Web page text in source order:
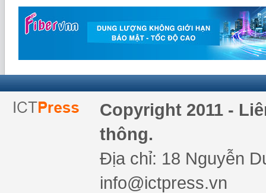
Copyright 2011 -
thông.
Địa chỉ: 18 Nguyễn
info@ictpress.vn